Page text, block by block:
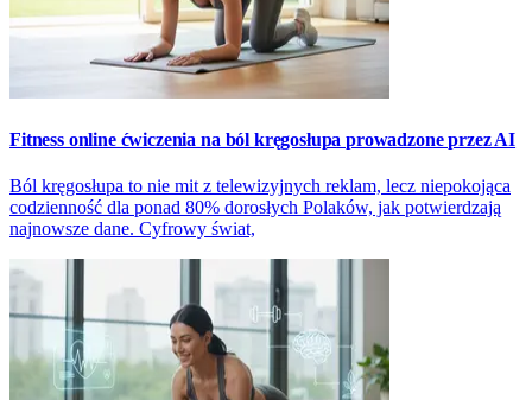
Fitness online ćwiczenia na ból kręgosłupa prowadzone przez AI
Ból kręgosłupa to nie mit z telewizyjnych reklam, lecz niepokojąca
codzienność dla ponad 80% dorosłych Polaków, jak potwierdzają
najnowsze dane. Cyfrowy świat,